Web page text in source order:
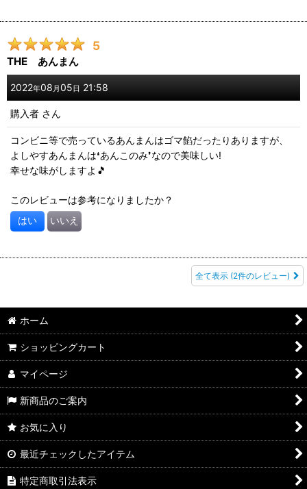
5
THE あんまん
2022年08 月05日 21:58
購入者 さん
コンビニ等で売っているあんまんはゴマ餡だったりありますが、
よしやすあんまんは❛あんこのみ❜なので美味しい!
幸せな味がしますよ🎵
このレビューは参考になりましたか？
はい いいえ
全て表示 (2件のレビュー)
ホーム
ショッピングカート
マイページ
新商品のご案内
お気に入り
最近チェックしたアイテム
特定商取引法表示